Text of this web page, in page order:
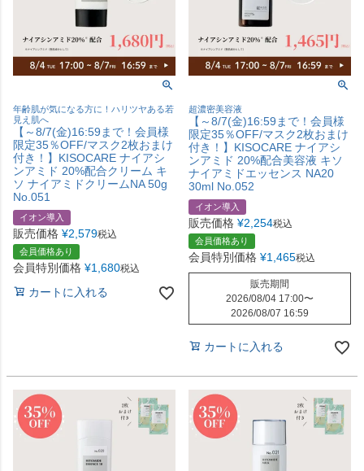
年齢肌が気になる方に！ハリツヤある若
見え肌へ
【～8/7(金)16:59まで！会員様
限定35％OFF/マスク2枚おまけ
付き！】KISOCARE ナイアシ
ンアミド 20%配合クリーム キ
ソ ナイアミドクリームNA 50g
No.051
イオン導入
販売価格 ¥2,579税込
会員価格あり
会員特別価格 ¥1,680税込
カートに入れる
超濃密美容液
【～8/7(金)16:59まで！会員様
限定35％OFF/マスク2枚おまけ
付き！】KISOCARE ナイアシ
ンアミド 20%配合美容液 キソ
ナイアミドエッセンス NA20
30ml No.052
イオン導入
販売価格 ¥2,254税込
会員価格あり
会員特別価格 ¥1,465税込
販売期間
2026/08/04 17:00〜
2026/08/07 16:59
カートに入れる